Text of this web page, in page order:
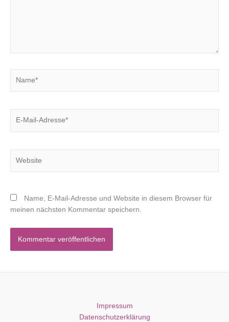
Name, E-Mail-Adresse und Website in diesem Browser für
meinen nächsten Kommentar speichern.
Impressum
Datenschutzerklärung